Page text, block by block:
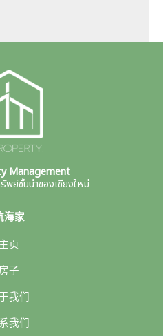
Management
ย์ชั้นนำของเชียงใหม่
海家
页
子
我们
我们